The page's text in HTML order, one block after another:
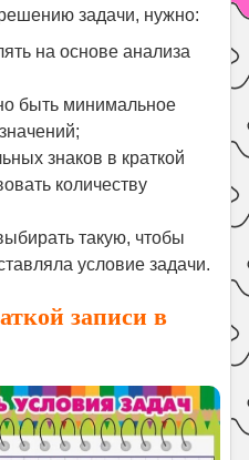
задачи, нужно:
на основе анализа
быть минимальное
знаков в краткой
количеству
такую, чтобы
условие задачи.
записи в